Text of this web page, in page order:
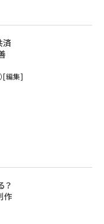
済
[編集]
？
作